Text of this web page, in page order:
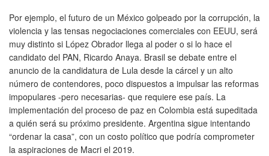
Por ejemplo, el futuro de un México golpeado por la corrupción, la
violencia y las tensas negociaciones comerciales con EEUU, será
muy distinto si López Obrador llega al poder o si lo hace el
candidato del PAN, Ricardo Anaya. Brasil se debate entre el
anuncio de la candidatura de Lula desde la cárcel y un alto
número de contendores, poco dispuestos a impulsar las reformas
impopulares -pero necesarias- que requiere ese país. La
implementación del proceso de paz en Colombia está supeditada
a quién será su próximo presidente. Argentina sigue intentando
“ordenar la casa”, con un costo político que podría comprometer
la aspiraciones de Macri el 2019.